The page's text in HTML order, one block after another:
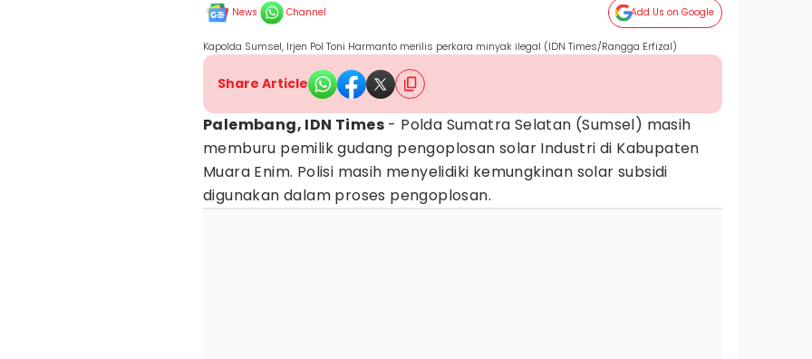
News Channel Add Us on Google
Kapolda Sumsel, Irjen Pol Toni Harmanto merilis perkara minyak ilegal (IDN Times/Rangga Erfizal)
Share Article
Palembang, IDN Times - Polda Sumatra Selatan (Sumsel) masih
memburu pemilik gudang pengoplosan solar Industri di Kabupaten
Muara Enim. Polisi masih menyelidiki kemungkinan solar subsidi
digunakan dalam proses pengoplosan.